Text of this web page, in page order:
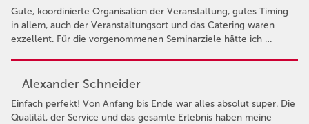
Gute, koordinierte Organisation der Veranstaltung, gutes Timing
in allem, auch der Veranstaltungsort und das Catering waren
exzellent. Für die vorgenommenen Seminarziele hätte ich …
Alexander Schneider
Einfach perfekt! Von Anfang bis Ende war alles absolut super. Die
Qualität, der Service und das gesamte Erlebnis haben meine